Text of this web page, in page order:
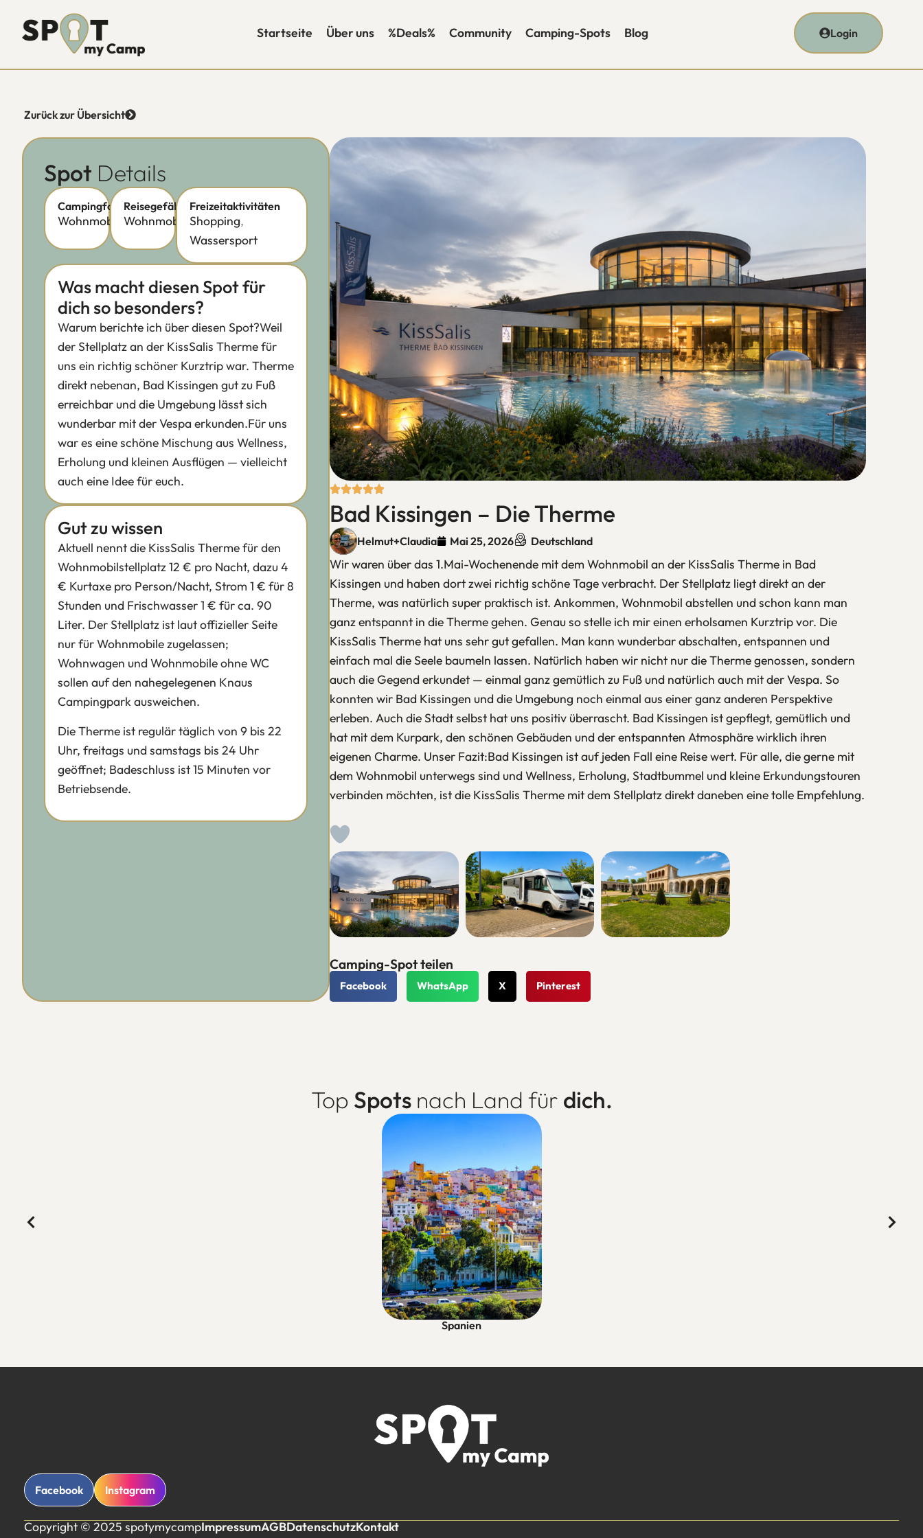
Startseite Über uns %Deals% Community Camping-Spots Blog Login
Zurück zur Übersicht
Spot Details
Campingform
Wohnmobilstellplatz
Reisegefährt
Wohnmobil
Freizeitaktivitäten
Shopping,
Wassersport
Was macht diesen Spot für
dich so besonders?
Warum berichte ich über diesen Spot?Weil
der Stellplatz an der KissSalis Therme für
uns ein richtig schöner Kurztrip war. Therme
direkt nebenan, Bad Kissingen gut zu Fuß
erreichbar und die Umgebung lässt sich
wunderbar mit der Vespa erkunden.Für uns
war es eine schöne Mischung aus Wellness,
Erholung und kleinen Ausflügen — vielleicht
auch eine Idee für euch.
Gut zu wissen
Aktuell nennt die KissSalis Therme für den
Wohnmobilstellplatz 12 € pro Nacht, dazu 4
€ Kurtaxe pro Person/Nacht, Strom 1 € für 8
Stunden und Frischwasser 1 € für ca. 90
Liter. Der Stellplatz ist laut offizieller Seite
nur für Wohnmobile zugelassen;
Wohnwagen und Wohnmobile ohne WC
sollen auf den nahegelegenen Knaus
Campingpark ausweichen.
Die Therme ist regulär täglich von 9 bis 22
Uhr, freitags und samstags bis 24 Uhr
geöffnet; Badeschluss ist 15 Minuten vor
Betriebsende.
Bad Kissingen – Die Therme
Helmut+Claudia Mai 25, 2026 Deutschland
Wir waren über das 1.Mai-Wochenende mit dem Wohnmobil an der KissSalis Therme in Bad
Kissingen und haben dort zwei richtig schöne Tage verbracht. Der Stellplatz liegt direkt an der
Therme, was natürlich super praktisch ist. Ankommen, Wohnmobil abstellen und schon kann man
ganz entspannt in die Therme gehen. Genau so stelle ich mir einen erholsamen Kurztrip vor. Die
KissSalis Therme hat uns sehr gut gefallen. Man kann wunderbar abschalten, entspannen und
einfach mal die Seele baumeln lassen. Natürlich haben wir nicht nur die Therme genossen, sondern
auch die Gegend erkundet — einmal ganz gemütlich zu Fuß und natürlich auch mit der Vespa. So
konnten wir Bad Kissingen und die Umgebung noch einmal aus einer ganz anderen Perspektive
erleben. Auch die Stadt selbst hat uns positiv überrascht. Bad Kissingen ist gepflegt, gemütlich und
hat mit dem Kurpark, den schönen Gebäuden und der entspannten Atmosphäre wirklich ihren
eigenen Charme. Unser Fazit:Bad Kissingen ist auf jeden Fall eine Reise wert. Für alle, die gerne mit
dem Wohnmobil unterwegs sind und Wellness, Erholung, Stadtbummel und kleine Erkundungstouren
verbinden möchten, ist die KissSalis Therme mit dem Stellplatz direkt daneben eine tolle Empfehlung.
Camping-Spot teilen
Facebook WhatsApp X Pinterest
Top Spots nach Land für dich.
Spanien
Facebook Instagram
Copyright © 2025 spotymycampImpressumAGBDatenschutzKontakt